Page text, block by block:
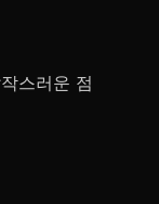
스러운 점